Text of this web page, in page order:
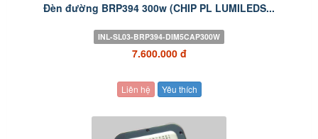
Đèn đường BRP394 300w (CHIP PL LUMILEDS...
INL-SL03-BRP394-DIM5CAP300W
7.600.000 đ
Liên hệ Yêu thích